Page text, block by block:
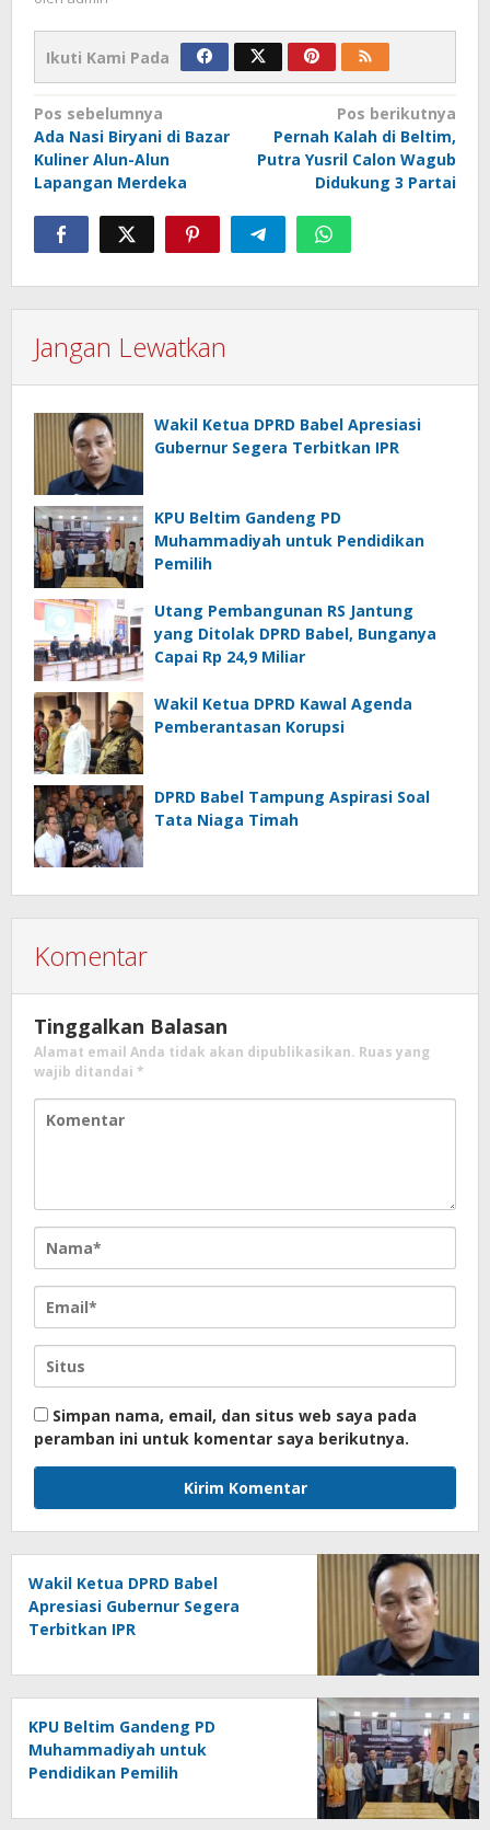
Ikuti Kami Pada
Navigasi
pos
Pos sebelumnya
Ada Nasi Biryani di Bazar
Kuliner Alun-Alun
Lapangan Merdeka
Pos berikutnya
Pernah Kalah di Beltim,
Putra Yusril Calon Wagub
Didukung 3 Partai
Jangan Lewatkan
Wakil Ketua DPRD Babel Apresiasi
Gubernur Segera Terbitkan IPR
KPU Beltim Gandeng PD
Muhammadiyah untuk Pendidikan
Pemilih
Utang Pembangunan RS Jantung
yang Ditolak DPRD Babel, Bunganya
Capai Rp 24,9 Miliar
Wakil Ketua DPRD Kawal Agenda
Pemberantasan Korupsi
DPRD Babel Tampung Aspirasi Soal
Tata Niaga Timah
Komentar
Tinggalkan Balasan
Alamat email Anda tidak akan dipublikasikan. Ruas yang
wajib ditandai *
Simpan nama, email, dan situs web saya pada
peramban ini untuk komentar saya berikutnya.
Wakil Ketua DPRD Babel
Apresiasi Gubernur Segera
Terbitkan IPR
KPU Beltim Gandeng PD
Muhammadiyah untuk
Pendidikan Pemilih